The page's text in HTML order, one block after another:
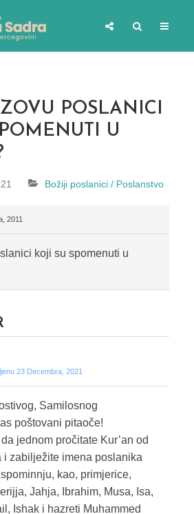
POSLANICI
U
Božiji poslanici / Poslanstvo
2011
koji su spomenuti u
23 Decembra, 2021
Samilosnog
poštovani pitaoče!
jednom pročitate Kur’an od
i zabilježite imena poslanika
kao, primjerice,
Jahja, Ibrahim, Musa, Isa,
Ishak i hazreti Muhammed